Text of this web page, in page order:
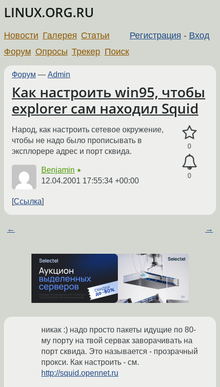
LINUX.ORG.RU
Регистрация - Вход
Новости Галерея Статьи
Форум Опросы Трекер Поиск
Форум — Admin
Как настроить win95, чтобы
explorer сам находил Squid
0
0
Народ, как настроить сетевое окружение,
чтобы не надо было прописывать в
эксплорере адрес и порт сквида.
Benjamin ★
12.04.2001 17:55:34 +00:00
Ссылка
← →
никак :) надо просто пакеты идущие по 80-
му порту на твой сервак заворачивать на
порт сквида. Это называется - прозрачный
прокси. Как настроить - см.
http://squid.opennet.ru